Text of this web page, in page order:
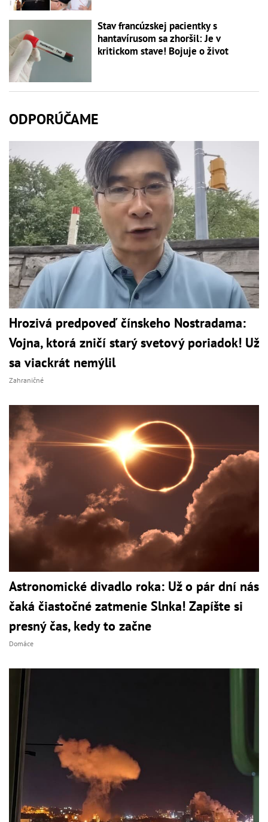
Stav francúzskej pacientky s
hantavírusom sa zhoršil: Je v
kritickom stave! Bojuje o život
ODPORÚČAME
Hrozivá predpoveď čínskeho Nostradama:
Vojna, ktorá zničí starý svetový poriadok! Už
sa viackrát nemýlil
Zahraničné
Astronomické divadlo roka: Už o pár dní nás
čaká čiastočné zatmenie Slnka! Zapíšte si
presný čas, kedy to začne
Domáce